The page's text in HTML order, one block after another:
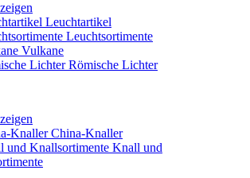
Leuchtartikel
Leuchtsortimente
Vulkane
Römische Lichter
China-Knaller
Knall und